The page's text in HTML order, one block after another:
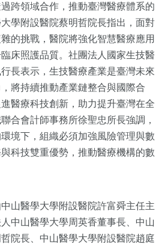
跨領域合作，推動臺灣醫療體系的
學附設醫院蔡明哲院長指出，面對
的挑戰，醫院將強化智慧醫療應用
床照護品質。社團法人國家生技醫
長表示，生技醫療產業是臺灣未來
將持續推動產業鏈整合與國際合
醫療科技創新，助力提升臺灣在全
合會計師事務所徐聖忠所長強調，
境下，組織必須加強風險管理與數
科技雙重優勢，推動醫療機構的數
山醫學大學附設醫院許富舜主任主
中山醫學大學周英香董事長、中山
院長、中山醫學大學附設醫院趙庭